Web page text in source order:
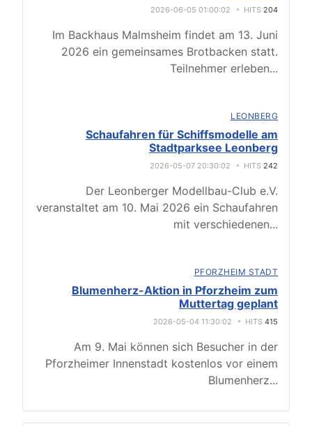
2026-06-05 01:00:02 HITS 204
Im Backhaus Malmsheim findet am 13. Juni
2026 ein gemeinsames Brotbacken statt.
Teilnehmer erleben...
LEONBERG
Schaufahren für Schiffsmodelle am
Stadtparksee Leonberg
2026-05-07 20:30:02 HITS 242
Der Leonberger Modellbau-Club e.V.
veranstaltet am 10. Mai 2026 ein Schaufahren
mit verschiedenen...
PFORZHEIM STADT
Blumenherz-Aktion in Pforzheim zum
Muttertag geplant
2026-05-04 11:30:02 HITS 415
Am 9. Mai können sich Besucher in der
Pforzheimer Innenstadt kostenlos vor einem
Blumenherz...